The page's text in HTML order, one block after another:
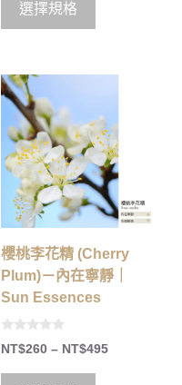
5
選擇規格
櫻桃李花精 (Cherry
Plum)－內在寧靜｜
Sun Essences
0
o
t
NT$260 – NT$495